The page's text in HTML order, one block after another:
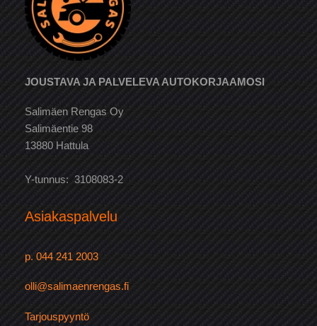
JOUSTAVA JA PALVELEVA AUTOKORJAAMOSI
Salimäen Rengas Oy
Salimäentie 98
13880 Hattula
Y-tunnus: 3108083-2
Asiakaspalvelu
p. 044 241 2003
olli@salimaenrengas.fi
Tarjouspyyntö